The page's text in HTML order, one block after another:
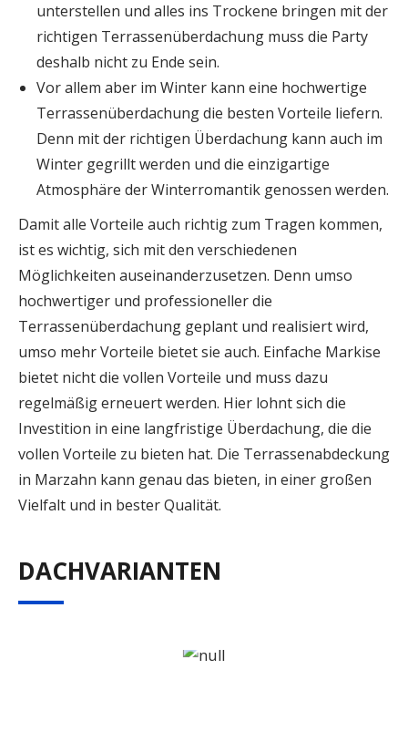
unterstellen und alles ins Trockene bringen mit der
richtigen Terrassenüberdachung muss die Party
deshalb nicht zu Ende sein.
Vor allem aber im Winter kann eine hochwertige
Terrassenüberdachung die besten Vorteile liefern.
Denn mit der richtigen Überdachung kann auch im
Winter gegrillt werden und die einzigartige
Atmosphäre der Winterromantik genossen werden.
Damit alle Vorteile auch richtig zum Tragen kommen,
ist es wichtig, sich mit den verschiedenen
Möglichkeiten auseinanderzusetzen. Denn umso
hochwertiger und professioneller die
Terrassenüberdachung geplant und realisiert wird,
umso mehr Vorteile bietet sie auch. Einfache Markise
bietet nicht die vollen Vorteile und muss dazu
regelmäßig erneuert werden. Hier lohnt sich die
Investition in eine langfristige Überdachung, die die
vollen Vorteile zu bieten hat. Die Terrassenabdeckung
in Marzahn kann genau das bieten, in einer großen
Vielfalt und in bester Qualität.
DACHVARIANTEN